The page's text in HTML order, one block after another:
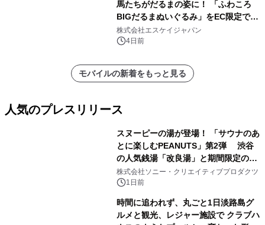
馬たちがだるまの姿に！ 「ふわころ
BIGだるまぬいぐるみ」をEC限定で受
注販売開始
株式会社エスケイジャパン
4日前
モバイルの新着をもっと見る
人気のプレスリリース
スヌーピーの湯が登場！ 「サウナのあ
とに楽しむPEANUTS」第2弾 渋谷
の人気銭湯「改良湯」と期間限定のコ
ラボレーション サウナイキタイコラ
ボグッズも発売決定！
株式会社ソニー・クリエイティブプロダクツ
1日前
時間に追われず、丸ごと1日淡路島グ
ルメと観光、レジャー施設で クラブハ